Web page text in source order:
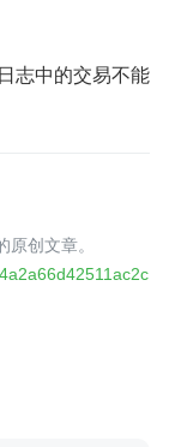
志中的交易不能
创文章。